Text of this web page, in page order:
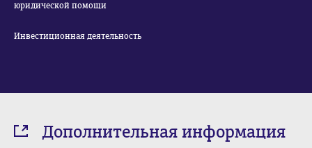
юридической помощи
Инвестиционная деятельность
Дополнительная информация